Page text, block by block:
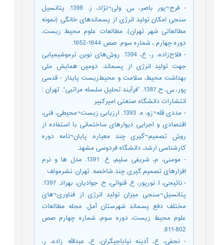
- فرج¬پور باصر، س. ولی¬نژاد، ز. 1398. پتانسیل
سنجی امکان تولید انرژی از پسماندهای خانگی (نمونه
مطالعاتی شهر تهران). مطالعات علوم محیط زیست،
دوره چهارم ، شماره سوم. صص 1644-1652.
- فلاح‌زاده، ر، ع، 1394. روش‌های نوین ترموشیمیایی
جهت تولید انرژی از پسماند. دومین همایش ملی
بهداشت محیط، سلامت و محیط‌زیست پایدار - قدسی
پور، س، ح.1387. ”فرآیند تحلیل سلسله مراتبی“. تهران :
انتشارات دانشگاه صنعتی امیرکبیر
- مددی قله¬زو، ه. 1393. ارزیابی زیست¬محیطی، فنی،
اقتصادی و اجرایی دیوارهای ساختمانی با استفاده از
روش تصمیم¬گیری چند معیاره. پایان¬نامه دوره
کارشناسی ارشد، دانشگاه فردوسی مشهد.
- مومنی، م، شریفی سلیم، ع. 1391. مدل ها و نرم
افزارهای تصمیم گیری چند شاخصه. تهران: نشرمولف
- نائیجی، ا. نورپور، ع. قنواتی، ح. جوادیان، بهزاد. 1397.
پتانسیل¬سنجی میزان تولید انرژی از فناوری¬های
مختلف دفع پسماند شهرستان آمل. مجله مطالعات
علوم محیط زیست، دوره سوم، شماره چهارم صص
802-811.
- نجفی، ع، آدینه نیاباجیگران، ع، عبدالله زاده، ر،